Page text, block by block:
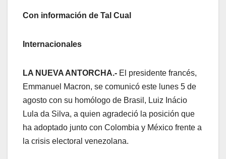
Con información de Tal Cual
Internacionales
LA NUEVA ANTORCHA.- El presidente francés,
Emmanuel Macron, se comunicó este lunes 5 de
agosto con su homólogo de Brasil, Luiz Inácio
Lula da Silva, a quien agradeció la posición que
ha adoptado junto con Colombia y México frente a
la crisis electoral venezolana.